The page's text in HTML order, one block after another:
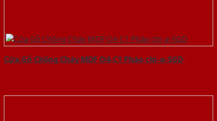
Cửa Gỗ Chống Cháy MDF O4-C1 Phào chi-a-SGD